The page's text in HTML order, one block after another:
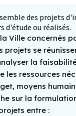
des projets
d'étude ou réalisés.
Ville concernés
projets se
la
les ressources
moyens
sur la
entre :